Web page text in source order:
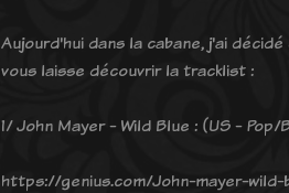
Aujourd'hui dans la cabane, j'ai
vous laisse découvrir la tracklist :
1/ John Mayer - Wild Blue : (US - Pop/
https://genius.com/John-mayer-wild-